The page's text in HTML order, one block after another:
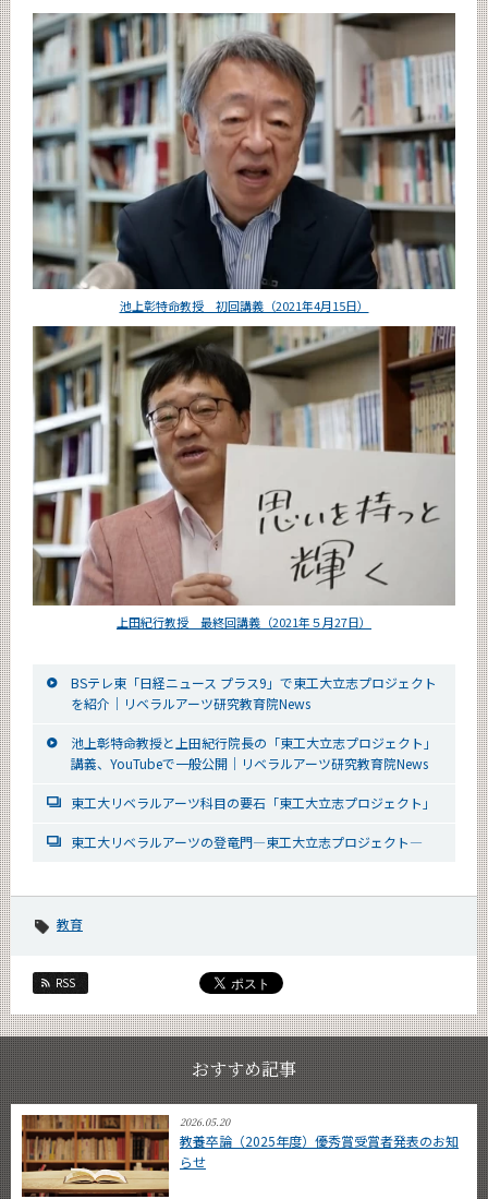
池上彰特命教授 初回講義（2021年4月15日）
上田紀行教授 最終回講義（2021年５月27日）
BSテレ東「日経ニュース プラス9」で東工大立志プロジェクト
を紹介｜リベラルアーツ研究教育院News
池上彰特命教授と上田紀行院長の「東工大立志プロジェクト」
講義、YouTubeで一般公開｜リベラルアーツ研究教育院News
東工大リベラルアーツ科目の要石「東工大立志プロジェクト」
東工大リベラルアーツの登竜門―東工大立志プロジェクト―
教育
RSS
おすすめ記事
2026.05.20
教養卒論（2025年度）優秀賞受賞者発表のお知
らせ
サイト構成
CLOSE